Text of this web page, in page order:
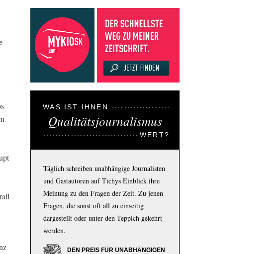
WAS IST IHNEN
Qualitätsjournalismus
WERT?
Täglich schreiben unabhängige Journalisten
und Gastautoren auf Tichys Einblick ihre
Meinung zu den Fragen der Zeit. Zu jenen
Fragen, die sonst oft all zu einseitig
dargestellt oder unter den Teppich gekehrt
werden.
DEN PREIS FÜR UNABHÄNGIGEN